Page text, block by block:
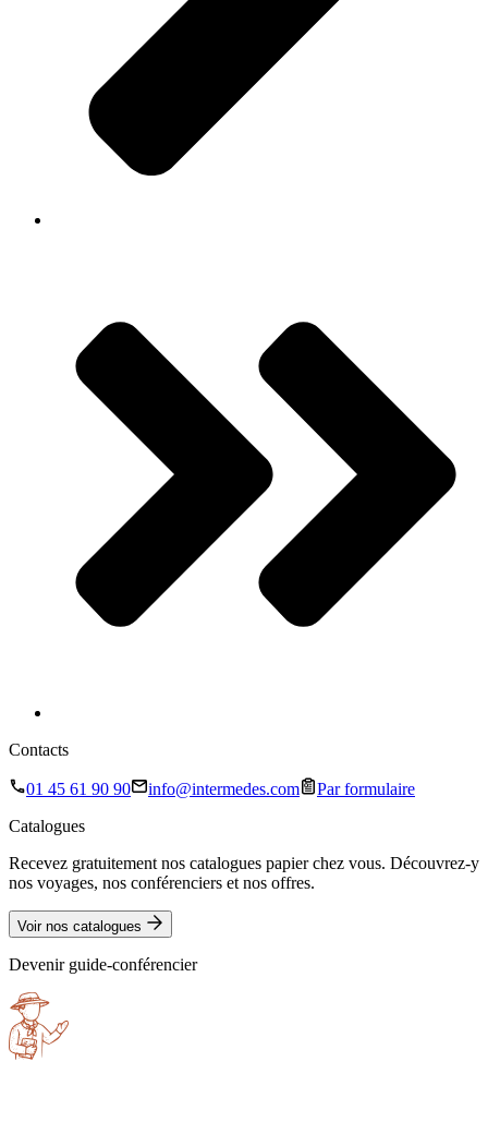
Contacts
01 45 61 90 90 info@intermedes.com
Par formulaire
Catalogues
Recevez gratuitement nos catalogues papier chez vous. Découvrez-y
nos voyages, nos conférenciers et nos offres.
Voir nos catalogues
Devenir guide-conférencier